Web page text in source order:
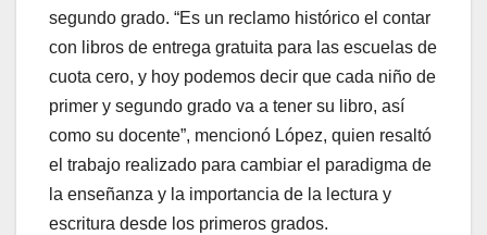
segundo grado. “Es un reclamo histórico el contar
con libros de entrega gratuita para las escuelas de
cuota cero, y hoy podemos decir que cada niño de
primer y segundo grado va a tener su libro, así
como su docente”, mencionó López, quien resaltó
el trabajo realizado para cambiar el paradigma de
la enseñanza y la importancia de la lectura y
escritura desde los primeros grados.